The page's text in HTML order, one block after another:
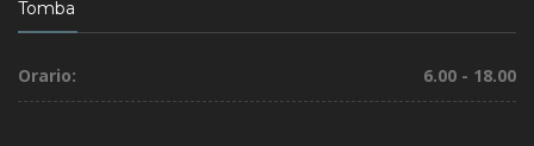
Tomba
Orario: 6.00 - 18.00